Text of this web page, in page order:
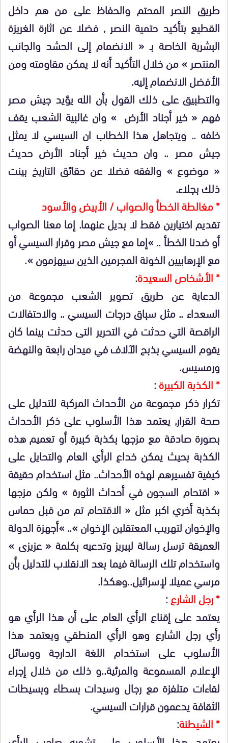
طريق النصر المحتم والحفاظ على من هم داخل
القطيع بتأكيد حتمية النصر , فضلا عن اثارة الغريزة
البشرية الخاصة بـ « الانضمام إلى الحشد والجانب
المنتصر » من خلال التأكيد أنه لا يمكن مقاومته ومن
الأفضل الانضمام إليه.
والتطبيق على ذلك القول بأن الله يؤيد جيش مصر
فهم « خير أجناد الأرض » وان غالبية الشعب يقف
خلفه .. ويتجاهل هذا الخطاب ان السيسي لا يمثل
جيش مصر .. وان حديث خير أجناد الأرض حديث
« موضوع » والفقه فضلا عن حقائق التاريخ بينت
ذلك بجلاء.
* مغالطة الخطأ والصواب / الأبيض والأسود
تقديم اختيارين فقط لا بديل عنهما. إما معنا الصواب
أو ضدنا الخطأ .. »إما مع جيش مصر وقرار السيسي أو
مع الإرهابيين الخونة المجرمين الذين سيهزمون ».
* الأشخاص السعيدة:
الدعاية عن طريق تصوير الشعب مجموعة من
السعداء .. مثل سباق درجات السيسي .. والاحتفالات
الراقصة التي حدثت في التحرير التى حدثت بينما كان
يقوم السيسي بذبح الآلاف في ميدان رابعة والنهضة
ورمسيس.
* الكذبة الكبيرة:
تكرار ذكر مجموعة من الأحداث المركبة للتدليل على
صحة القرار, يعتمد هذا الأسلوب على ذكر الأحداث
بصورة صادقة مع مزجها بكذبة كبيرة أو تعميم هذه
الكذبة بحيث يمكن خداع الرأي العام والتحايل على
كيفية تفسيرهم لهذه الأحداث.. مثل استخدام حقيقة
« اقتحام السجون في أحداث الثورة » ولكن مزجها
بكذبة أخري اكبر مثل « الاقتحام تم من قبل حماس
والإخوان لتهريب المعتقلين الإخوان ».. »أجهزة الدولة
العميقة ترسل رسالة لبيريز وتدعيه بكلمة « عزيزى »
واستخدام تلك الرسالة فيما بعد الانقلاب للتدليل بأن
مرسي عميلا لإسرائيل..وهكذا.
* رجل الشارع:
يعتمد على إقناع الرأي العام على أن هذا الرأي هو
رأي رجل الشارع وهو الرأي المنطقي ويعتمد هذا
الأسلوب على استخدام اللغة الدارجة ووسائل
الإعلام المسموعة والمرئية..و ذلك من خلال إجراء
لقاءات متلفزة مع رجال وسيدات بسطاء وبسيطات
الثقافة يدعمون قرارات السيسي.
* الشيطنة: